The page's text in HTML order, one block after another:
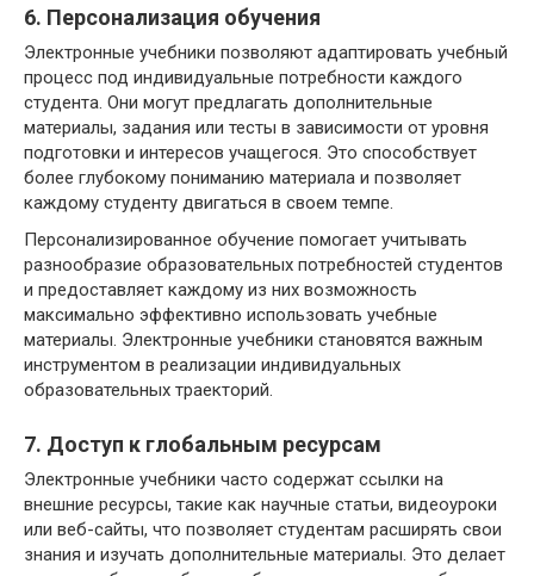
6. Персонализация обучения
Электронные учебники позволяют адаптировать учебный
процесс под индивидуальные потребности каждого
студента. Они могут предлагать дополнительные
материалы, задания или тесты в зависимости от уровня
подготовки и интересов учащегося. Это способствует
более глубокому пониманию материала и позволяет
каждому студенту двигаться в своем темпе.
Персонализированное обучение помогает учитывать
разнообразие образовательных потребностей студентов
и предоставляет каждому из них возможность
максимально эффективно использовать учебные
материалы. Электронные учебники становятся важным
инструментом в реализации индивидуальных
образовательных траекторий.
7. Доступ к глобальным ресурсам
Электронные учебники часто содержат ссылки на
внешние ресурсы, такие как научные статьи, видеоуроки
или веб-сайты, что позволяет студентам расширять свои
знания и изучать дополнительные материалы. Это делает